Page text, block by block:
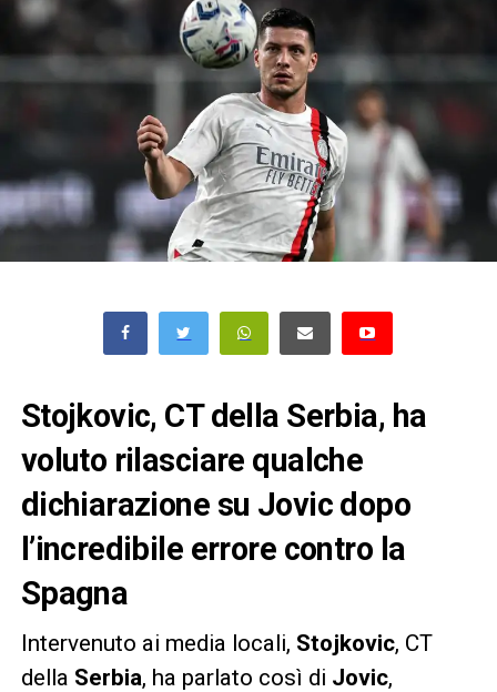
Stojkovic, CT della Serbia, ha
voluto rilasciare qualche
dichiarazione su Jovic dopo
l’incredibile errore contro la
Spagna
Intervenuto ai media locali, Stojkovic, CT
della Serbia, ha parlato così di Jovic,